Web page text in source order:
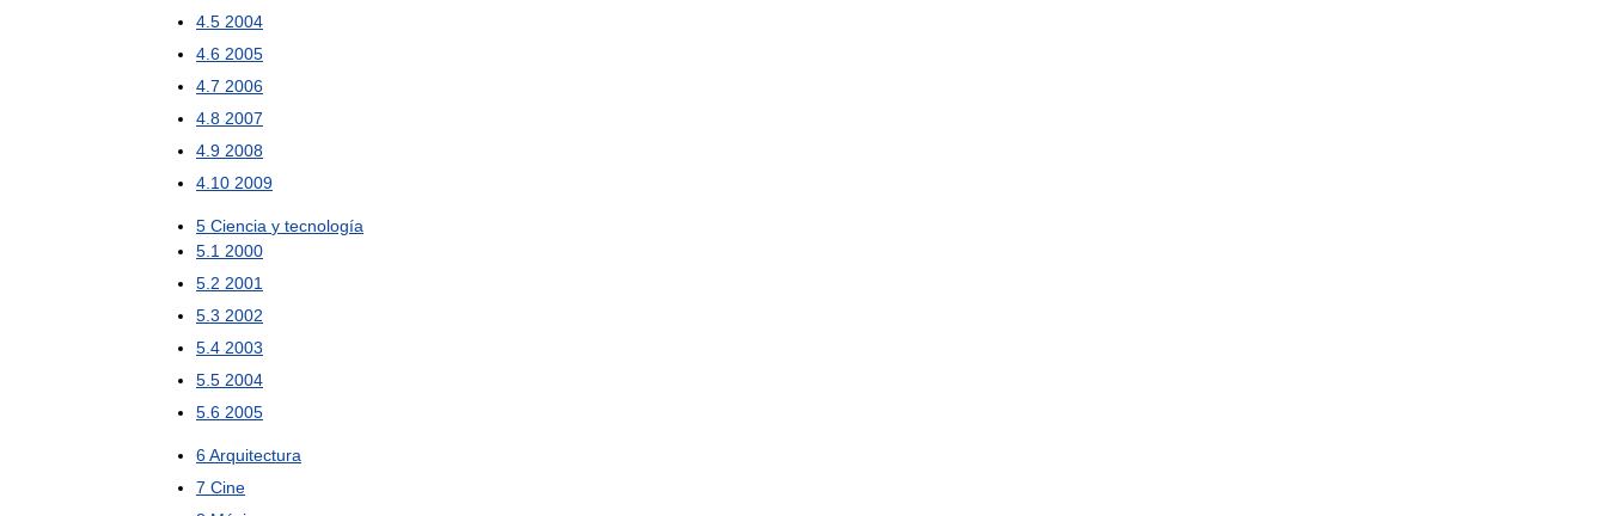
4 5 2004
4 6 2005
4 7 2006
4 8 2007
4 9 2008
4 10 2009
5 Ciencia y tecnología
5 1 2000
5 2 2001
5 3 2002
5 4 2003
5 5 2004
5 6 2005
6Arquitectura
7 Cine